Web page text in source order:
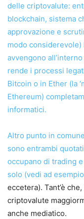
delle criptovalute:
blockchain, sistema
approvazione e
modo
avvengono
rende i processi
Bitcoin o in Ether (la
Ethereum)
informatici.
Altro punto in
sono entrambi
occupano di trading
solo (vedi ad
eccetera). Tant’è
criptovalute
anche mediatico.